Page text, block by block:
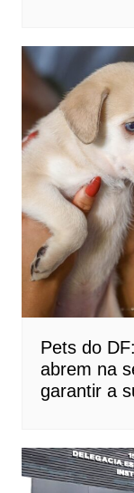
Pets do
abrem na
garantir a